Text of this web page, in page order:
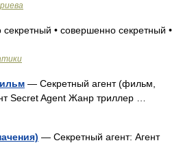
секретный • совершенно секретный •
— Секретный агент (фильм,
Secret Agent Жанр триллер …
— Секретный агент: Агент